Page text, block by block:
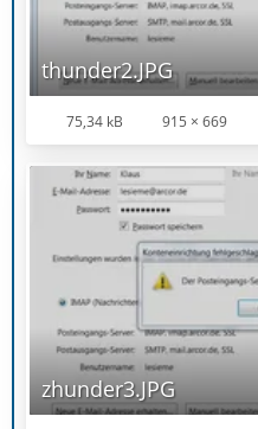
thunder2.JPG
75,34 kB 915 × 669
zhunder3.JPG